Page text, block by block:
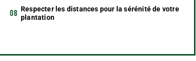
Respecter les distances pour la sérénité de votre
plantation